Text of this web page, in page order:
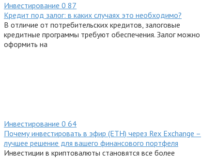
Инвестирование 0 87
Кредит под залог: в каких случаях это необходимо?
В отличие от потребительских кредитов, залоговые
кредитные программы требуют обеспечения. Залог можно
оформить на
Инвестирование 0 64
Почему инвестировать в эфир (ETH) через Rex Exchange –
лучшее решение для вашего финансового портфеля
Инвестиции в криптовалюты становятся все более